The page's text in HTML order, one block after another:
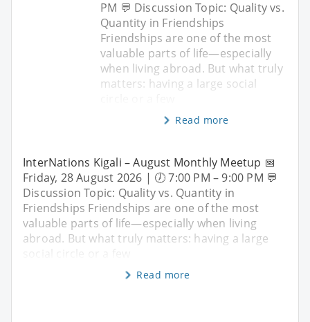
PM 💬 Discussion Topic: Quality vs.
Quantity in Friendships
Friendships are one of the most
valuable parts of life—especially
when living abroad. But what truly
matters: having a large social
Read more
InterNations Kigali – August Monthly Meetup 📅
Friday, 28 August 2026 | 🕖 7:00 PM – 9:00 PM 💬
Discussion Topic: Quality vs. Quantity in
Friendships Friendships are one of the most
valuable parts of life—especially when living
abroad. But what truly matters: having a large
social circle or a few
Read more